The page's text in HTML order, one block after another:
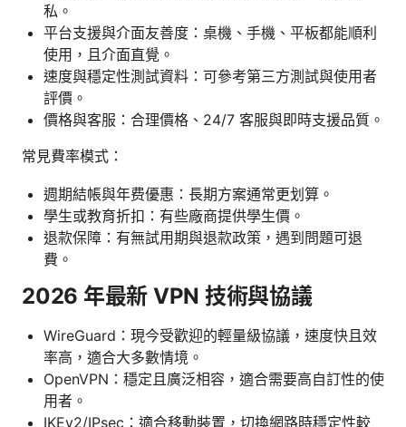
私。
平台支援與介面友善度：桌機、手機、平板都能順利
使用，且介面直覺。
速度與穩定性測試資料：可參考第三方測試與使用者
評價。
價格與客服：合理價格、24/7 客服與即時支援品質。
常見費率模式：
週期結帳與年费優惠：長期方案通常更划算。
學生或教育折扣：有些廠商提供學生價。
退款保障：有無試用期與退款政策，遇到問題可退
費。
2026 年最新 VPN 技術與協議
WireGuard：現今受歡迎的輕量級協議，速度快且效
率高，適合大多數情境。
OpenVPN：穩定且廣泛相容，適合需要高自訂性的使
用者。
IKEv2/IPsec：適合移動裝置，切換網路時穩定性較